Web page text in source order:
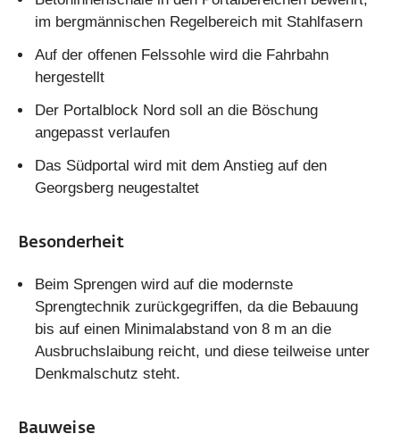
im bergmännischen Regelbereich mit Stahlfasern
Auf der offenen Felssohle wird die Fahrbahn
hergestellt
Der Portalblock Nord soll an die Böschung
angepasst verlaufen
Das Südportal wird mit dem Anstieg auf den
Georgsberg neugestaltet
Besonderheit
Beim Sprengen wird auf die modernste
Sprengtechnik zurückgegriffen, da die Bebauung
bis auf einen Minimalabstand von 8 m an die
Ausbruchslaibung reicht, und diese teilweise unter
Denkmalschutz steht.
Bauweise